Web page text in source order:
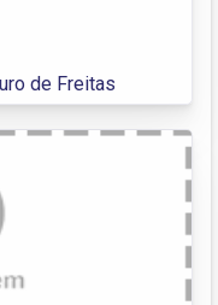
de Freitas